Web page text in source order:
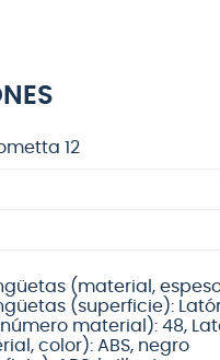
12
(material,
(superficie):
material): 48,
color): ABS, negro